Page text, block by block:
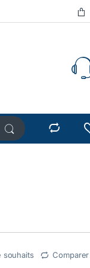
souhaits Comparer